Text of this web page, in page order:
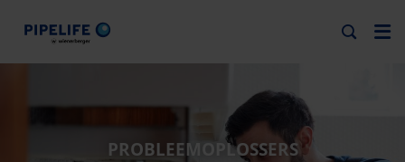
PROBLEEMOPLOSSERS